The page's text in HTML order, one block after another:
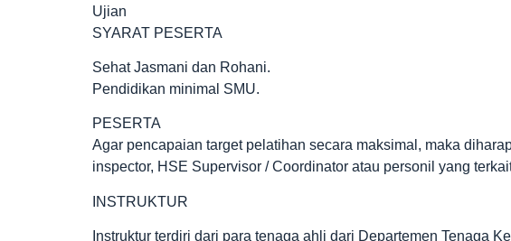
Ujian
SYARAT PESERTA
Sehat Jasmani dan Rohani.
Pendidikan minimal SMU.
PESERTA
Agar pencapaian target pelatihan secara maksimal, maka
inspector, HSE Supervisor / Coordinator atau personil yang
INSTRUKTUR
Instruktur terdiri dari para tenaga ahli dari Departemen Tenaga